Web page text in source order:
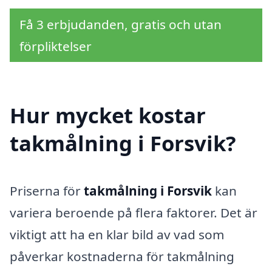
Få 3 erbjudanden, gratis och utan
förpliktelser
Hur mycket kostar
takmålning i Forsvik?
Priserna förtakmålning i Forsvik kan
variera beroende på flera faktorer. Det är
viktigt att ha en klar bild av vad som
påverkar kostnaderna för takmålning